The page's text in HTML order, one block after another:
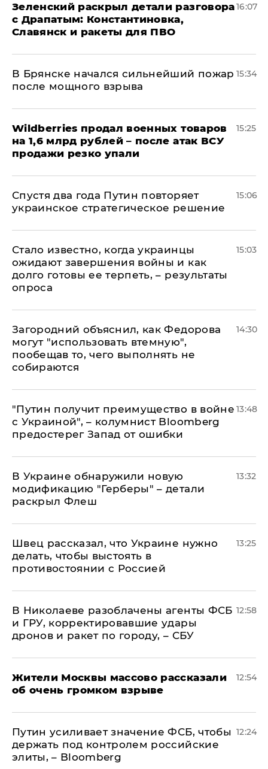
​Зеленский раскрыл детали разговора
с Драпатым: Константиновка,
Славянск и ракеты для ПВО
16:07
В Брянске начался сильнейший пожар
после мощного взрыва
15:34
​Wildberries продал военных товаров
на 1,6 млрд рублей – после атак ВСУ
продажи резко упали
15:25
Спустя два года Путин повторяет
украинское стратегическое решение
15:06
Стало известно, когда украинцы
ожидают завершения войны и как
долго готовы ее терпеть, – результаты
опроса
15:03
Загородний объяснил, как Федорова
могут "использовать втемную",
пообещав то, чего выполнять не
собираются
14:30
"Путин получит преимущество в войне
с Украиной", – колумнист Bloomberg
предостерег Запад от ошибки
13:48
В Украине обнаружили новую
модификацию "Герберы" – детали
раскрыл Флеш
13:32
Швец рассказал, что Украине нужно
делать, чтобы выстоять в
противостоянии с Россией
13:25
В Николаеве разоблачены агенты ФСБ
и ГРУ, корректировавшие удары
дронов и ракет по городу, – СБУ
12:58
Жители Москвы массово рассказали
об очень громком взрыве
12:54
Путин усиливает значение ФСБ, чтобы
держать под контролем российские
элиты, – Bloomberg
12:24